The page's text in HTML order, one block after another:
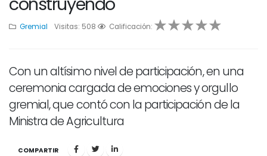
Gremial Visitas: 508 Calificación:
1 2 3 4 5
Con un altísimo nivel de participación, en una
ceremonia cargada de emociones y orgullo
gremial, que contó con la participación de la
Ministra de Agricultura
COMPARTIR